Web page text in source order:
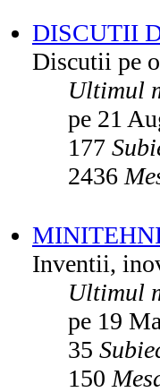
DISCUTII
Discutii pe
Ultimul
pe 21
177
2436
Inventii,
Ultimul
pe 19
35
150